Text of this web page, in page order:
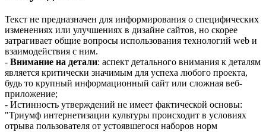
Текст не предназначен для информирования о специфических
изменениях или улучшениях в дизайне сайтов, но скорее
затрагивает общие вопросы использования технологий web и
взаимодействия с ним.
- Внимание на детали: аспект детального внимания к деталям
является критически значимым для успеха любого проекта,
будь то крупный информационный сайт или сложная веб-
приложение;
- Истинность утверждений не имеет фактической основы:
"Триумф интернетизации культуры происходит в условиях
отрыва пользователя от устоявшегося наборов норм